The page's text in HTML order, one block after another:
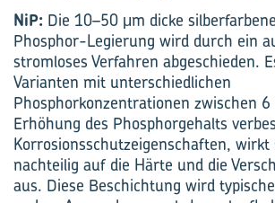
NiP: Die 10–50 μm dicke
Phosphor-Legierung wird durch ein
stromloses Verfahren abgeschieden.
Varianten mit unterschiedlichen
Phosphorkonzentrationen zwischen 6
Erhöhung des Phosphorgehalts
Korrosionsschutzeigenschaften, wirkt
nachteilig auf die Härte und die
aus. Diese Beschichtung wird